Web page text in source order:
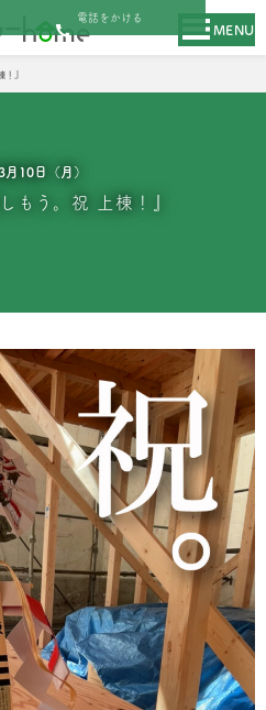
MENU
！』
10日（月）
もう。祝 上棟！』
電話をかける